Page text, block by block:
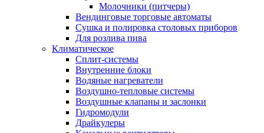
Молочники (питчеры)
Вендинговые торговые автоматы
Сушка и полировка столовых приборов
Для розлива пива
Климатическое
Сплит-системы
Внутренние блоки
Водяные нагреватели
Воздушно-тепловые системы
Воздушные клапаны и заслонки
Гидромодули
Драйкулеры